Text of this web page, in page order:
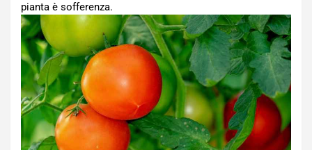
pianta è sofferenza.